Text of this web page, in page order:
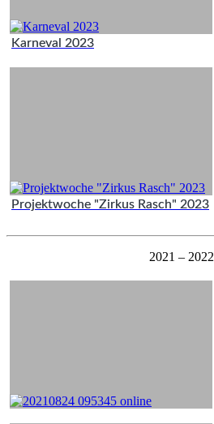
Karneval 2023
Projektwoche "Zirkus Rasch" 2023
2021 – 2022